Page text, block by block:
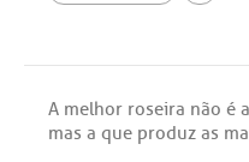
A melhor roseira não é
mas a que produz as